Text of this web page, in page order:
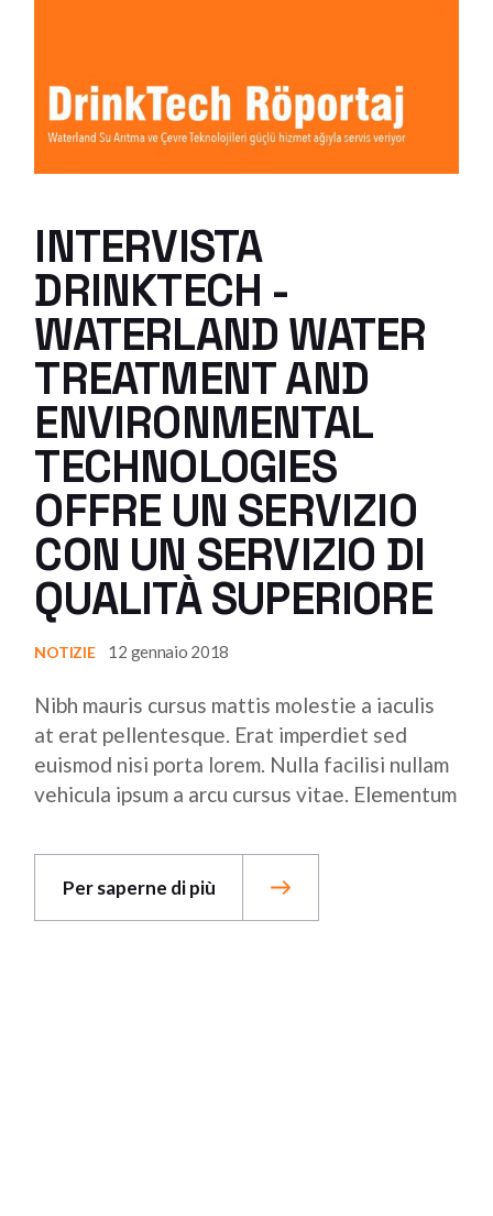
INTERVISTA
DRINKTECH -
WATERLAND WATER
TREATMENT AND
ENVIRONMENTAL
TECHNOLOGIES
OFFRE UN SERVIZIO
CON UN SERVIZIO DI
QUALITÀ SUPERIORE
NOTIZIE 12 gennaio 2018
Nibh mauris cursus mattis molestie a iaculis
at erat pellentesque. Erat imperdiet sed
euismod nisi porta lorem. Nulla facilisi nullam
vehicula ipsum a arcu cursus vitae. Elementum
Per saperne di più